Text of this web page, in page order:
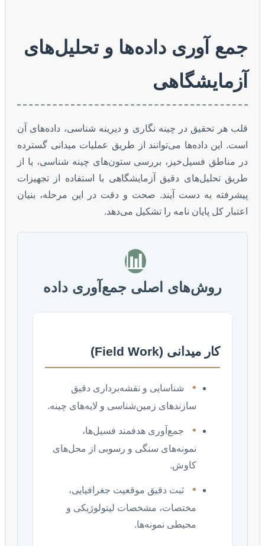
جمع آوری داده‌ها و تحلیل‌های
آزمایشگاهی
قلب هر تحقیق در چینه نگاری و دیرینه شناسی، داده‌های آن
است. این داده‌ها می‌توانند از طریق عملیات میدانی گسترده
در مناطق فسیل‌خیز، بررسی ستون‌های چینه شناسی، یا از
طریق تحلیل‌های دقیق آزمایشگاهی با استفاده از تجهیزات
پیشرفته به دست آیند. صحت و دقت در این مرحله، بنیان
اعتبار کل پایان نامه را تشکیل می‌دهد.
📊
روش‌های اصلی جمع‌آوری داده
کار میدانی (Field Work)
•
شناسایی و نقشه‌برداری دقیق
سازندهای زمین‌شناسی و لایه‌های چینه.
•
جمع‌آوری هدفمند فسیل‌ها،
نمونه‌های سنگی و رسوبی از محل‌های
کاوش.
•
ثبت دقیق موقعیت جغرافیایی،
مختصات، مشخصات لیتولوژیکی و
محیطی نمونه‌ها.